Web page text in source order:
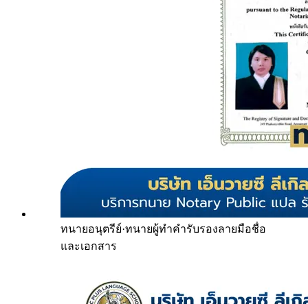
ทนายอนุตรีย์·ทนายผู้ทำคำรับรองลายมือชื่อ
และเอกสาร